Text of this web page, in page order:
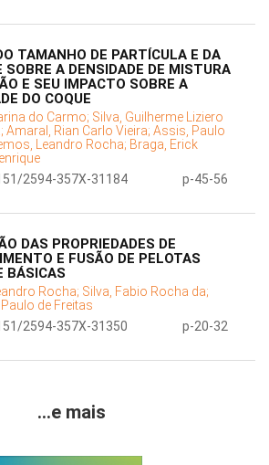
TAMANHO DE PARTÍCULA E DA
SOBRE A DENSIDADE DE MISTURA
E SEU IMPACTO SOBRE A
DO COQUE
do Carmo; Silva, Guilherme Liziero
Amaral, Rian Carlo Vieira; Assis, Paulo
Leandro Rocha; Braga, Erick
2594-357X-31184
p-45-56
DAS PROPRIEDADES DE
E FUSÃO DE PELOTAS
BÁSICAS
Rocha; Silva, Fabio Rocha da;
de Freitas
2594-357X-31350
p-20-32
...e mais